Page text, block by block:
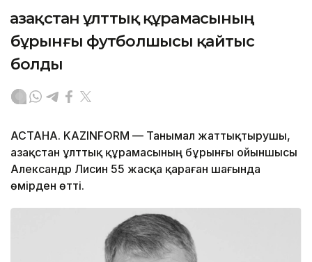
Қазақстан ұлттық құрамасының
бұрынғы футболшысы қайтыс
болды
АСТАНА. KAZINFORM — Танымал жаттықтырушы,
Қазақстан ұлттық құрамасының бұрынғы ойыншысы
Александр Лисин 55 жасқа қараған шағында
өмірден өтті.